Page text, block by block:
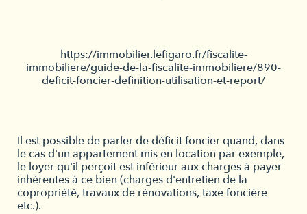
https://immobilier.lefigaro.fr/fiscalite-
immobiliere/guide-de-la-fiscalite-immobiliere/890-
deficit-foncier-definition-utilisation-et-report/
Il est possible de parler de déficit foncier quand, dans
le cas d'un appartement mis en location par exemple,
le loyer qu'il perçoit est inférieur aux charges à payer
inhérentes à ce bien (charges d'entretien de la
copropriété, travaux de rénovations, taxe foncière
etc.).